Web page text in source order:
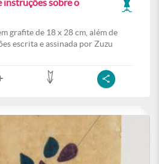
instruções sobre o
grafite de 18 x 28 cm, além de
escrita e assinada por Zuzu